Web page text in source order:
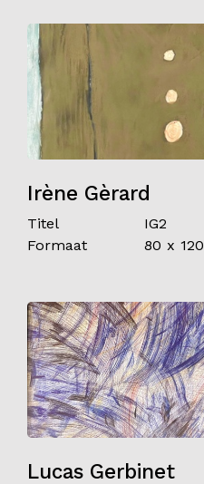
Irène Gèrard
Titel
IG2
Formaat
80 x 120
Lucas Gerbinet